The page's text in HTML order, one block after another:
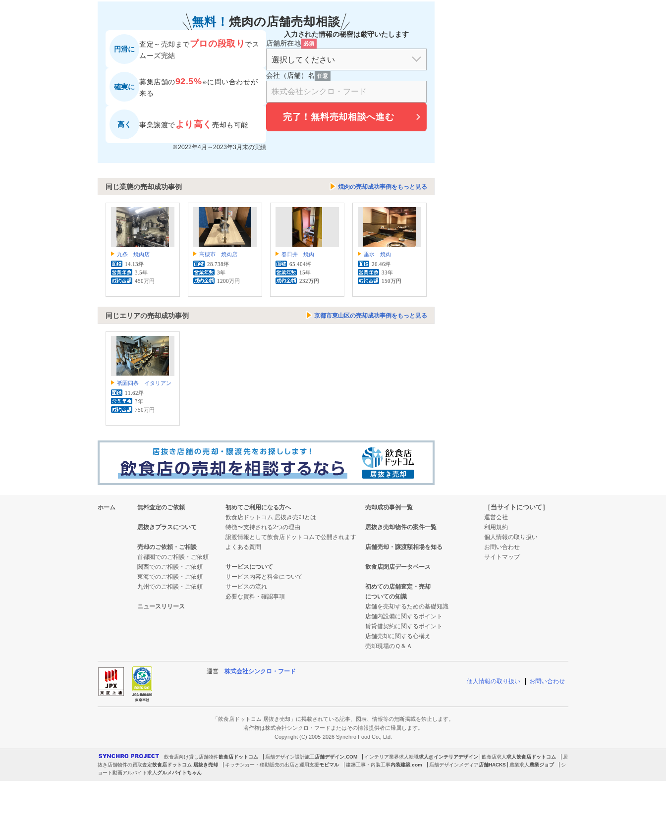
無料！ 焼肉の店舗売却相談
円滑に
査定～売却までプロの段取り でス
ムーズ完結
確実に
募集店舗の92.5%※に 問い合わせが
来る
高く 事業譲渡でより高く売却も可能
※2022年4月～2023年3月末の実績
入力された情報の秘密は厳守いたします
店舗所在地 必須
会社（店舗）名 任意
完了！無料売却相談へ進む
同じ業態の売却成功事例 焼肉の売却成功事例をもっと見る
九条 焼肉店
14.13坪
3.5年
450万円
高槻市 焼肉店
28.738坪
3年
1200万円
春日井 焼肉
65.404坪
15年
232万円
垂水 焼肉
26.46坪
33年
150万円
同じエリアの売却成功事例 京都市東山区の売却成功事例をもっと見る
祇園四条 イタリアン
11.62坪
3年
750万円
ホーム 無料査定のご依頼
居抜きプラスについて
売却のご依頼・ご相談
首都圏でのご相談・ご依頼
関西でのご相談・ご依頼
東海でのご相談・ご依頼
九州でのご相談・ご依頼
ニュースリリース
初めてご利用になる方へ
飲食店ドットコム 居抜き売却とは
特徴〜支持される2つの理由
譲渡情報として飲食店ドットコムで公開されます
よくある質問
サービスについて
サービス内容と料金について
サービスの流れ
必要な資料・確認事項
売却成功事例一覧
居抜き売却物件の案件一覧
店舗売却・譲渡額相場を知る
飲食店閉店データベース
初めての店舗査定・売却
についての知識
店舗を売却するための基礎知識
店舗内設備に関するポイント
賃貸借契約に関するポイント
店舗売却に関する心構え
売却現場のＱ＆Ａ
［当サイトについて］
運営会社
利用規約
個人情報の取り扱い
お問い合わせ
サイトマップ
運営 株式会社シンクロ・フード
個人情報の取り扱い
お問い合わせ
「飲食店ドットコム 居抜き売却」に掲載されている記事、図表、情報等の無断掲載を禁止します。
著作権は株式会社シンクロ・フードまたはその情報提供者に帰属します。
Copyright (C) 2005-2026 Synchro Food Co., Ltd.
飲食店向け貸し店舗物件飲食店ドットコム 店舗デザイン設計施工店舗デザイン.COM インテリア業界求人転職求人@インテリアデザイン 飲食店求人求人飲食店ドットコム
居
抜き店舗物件の買取査定飲食店ドットコム 居抜き売却 キッチンカー・移動販売の出店と運用支援モビマル 建築工事・内装工事内装建築.com 店舗デザインメディア店舗HACKS 農業求人農業ジョブ
シ
ョート動画アルバイト求人 グルメバイトちゃん